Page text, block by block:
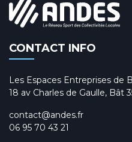
CONTACT INFO
Les Espaces Entreprises de
18 av Charles de Gaulle, Bât
contact@andes.fr
06 95 70 43 21